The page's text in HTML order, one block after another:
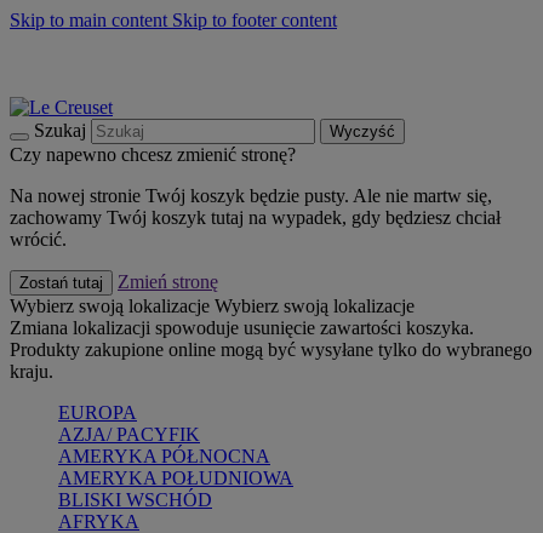
Skip to main content Skip to footer content
Szukaj Wyczyść
Czy napewno chcesz zmienić stronę?
Na nowej stronie Twój koszyk będzie pusty. Ale nie martw się,
zachowamy Twój koszyk tutaj na wypadek, gdy będziesz chciał
wrócić.
Zostań tutaj
Zmień stronę
Wybierz swoją lokalizacje Wybierz swoją lokalizacje
Zmiana lokalizacji spowoduje usunięcie zawartości koszyka.
Produkty zakupione online mogą być wysyłane tylko do wybranego
kraju.
EUROPA
AZJA/ PACYFIK
AMERYKA PÓŁNOCNA
AMERYKA POŁUDNIOWA
BLISKI WSCHÓD
AFRYKA